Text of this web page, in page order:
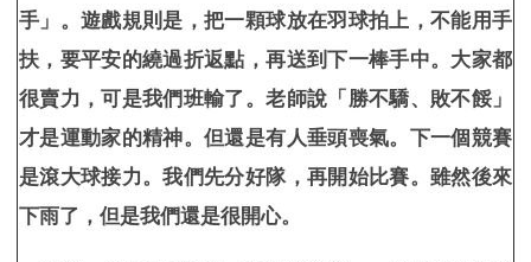
手」。遊戲規則是，把一顆球放在羽球拍上，不能用手
扶，要平安的繞過折返點，再送到下一棒手中。大家都
很賣力，可是我們班輸了。老師說「勝不驕、敗不餒」
才是運動家的精神。但還是有人垂頭喪氣。下一個競賽
是滾大球接力。我們先分好隊，再開始比賽。雖然後來
下雨了，但是我們還是很開心。